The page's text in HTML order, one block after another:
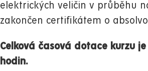
elektrických veličin v průběhu
zakončen certifikátem o
Celková časová dotace kurzu
hodin.